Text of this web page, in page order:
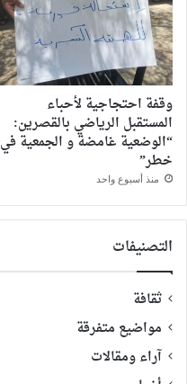
وقفة احتجاجية لأحباء
المستقبل الرياضي بالقصرين:
“الوضعية غامضة و الجمعية في
خطر”
منذ أسبوع واحد
التصنيفات
ثقافة
مواضيع متفرقة
آراء ومقالات